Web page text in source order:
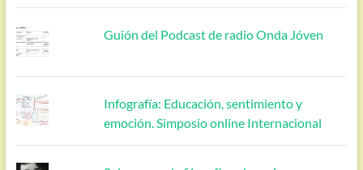
Guión del Podcast de radio Onda Jóven
Infografía: Educación, sentimiento y
emoción. Simposio online Internacional